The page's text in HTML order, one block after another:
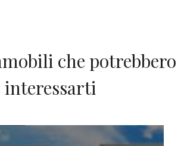
che potrebbero
interessarti